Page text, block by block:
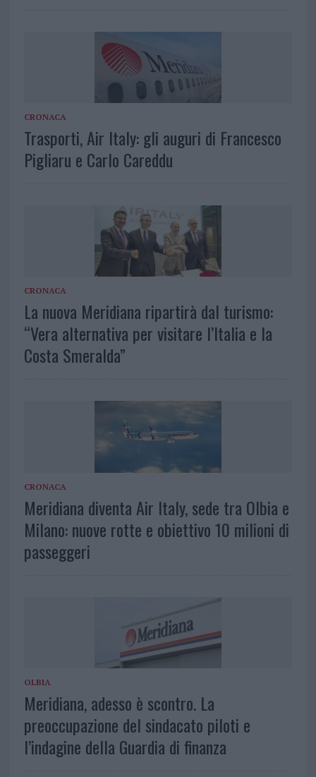
CRONACA
Trasporti, Air Italy: gli auguri di Francesco
Pigliaru e Carlo Careddu
CRONACA
La nuova Meridiana ripartirà dal turismo:
“Vera alternativa per visitare l’Italia e la
Costa Smeralda”
CRONACA
Meridiana diventa Air Italy, sede tra Olbia e
Milano: nuove rotte e obiettivo 10 milioni di
passeggeri
OLBIA
Meridiana, adesso è scontro. La
preoccupazione del sindacato piloti e
l’indagine della Guardia di finanza